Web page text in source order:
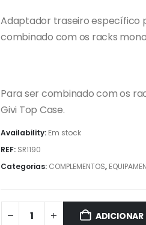
Adaptador traseiro específico
combinado com os racks
Para ser combinado com os
Givi Top Case.
Availability: Em stock
REF: SR1190
Categorias: COMPLEMENTOS,
ADICIONAR